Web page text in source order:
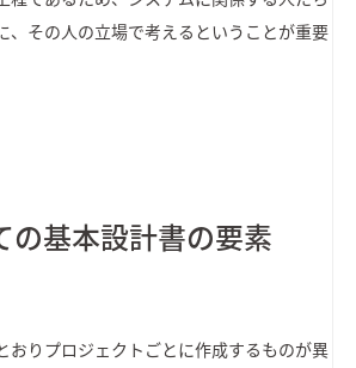
、その人の立場で考えるということが重要
の基本設計書の要素
おりプロジェクトごとに作成するものが異